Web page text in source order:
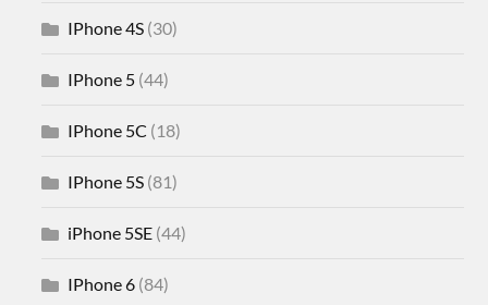
IPhone 4S (30)
IPhone 5 (44)
IPhone 5C (18)
IPhone 5S (81)
iPhone 5SE (44)
IPhone 6 (84)